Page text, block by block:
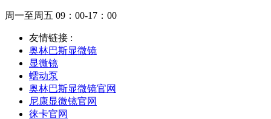
周一至周五 09：00-17：00
友情链接 :
奥林巴斯显微镜
显微镜
蠕动泵
奥林巴斯显微镜官网
尼康显微镜官网
徕卡官网